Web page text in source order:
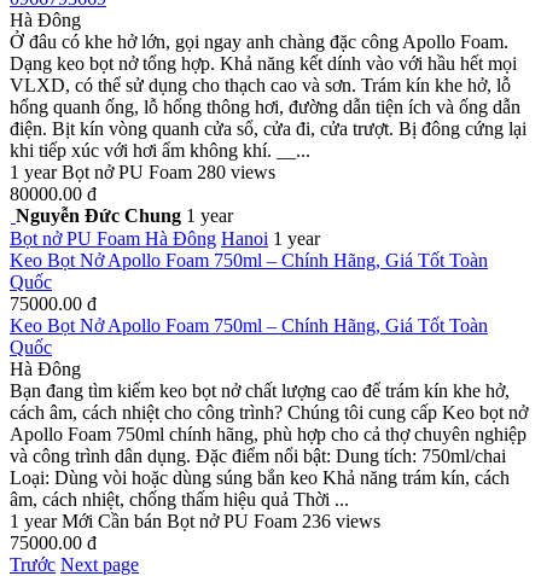
Hà Đông
Ở đâu có khe hở lớn, gọi ngay anh chàng đặc công Apollo Foam.
Dạng keo bọt nở tổng hợp. Khả năng kết dính vào với hầu hết mọi
VLXD, có thể sử dụng cho thạch cao và sơn. Trám kín khe hở, lỗ
hổng quanh ống, lỗ hổng thông hơi, đường dẫn tiện ích và ống dẫn
điện. Bịt kín vòng quanh cửa sổ, cửa đi, cửa trượt. Bị đông cứng lại
khi tiếp xúc với hơi ẩm không khí. __...
1 year Bọt nở PU Foam 280 views
80000.00 đ
Nguyễn Đức Chung 1 year
Bọt nở PU Foam Hà Đông Hanoi 1 year
Keo Bọt Nở Apollo Foam 750ml – Chính Hãng, Giá Tốt Toàn
Quốc
75000.00 đ
Keo Bọt Nở Apollo Foam 750ml – Chính Hãng, Giá Tốt Toàn
Quốc
Hà Đông
Bạn đang tìm kiếm keo bọt nở chất lượng cao để trám kín khe hở,
cách âm, cách nhiệt cho công trình? Chúng tôi cung cấp Keo bọt nở
Apollo Foam 750ml chính hãng, phù hợp cho cả thợ chuyên nghiệp
và công trình dân dụng. Đặc điểm nổi bật: Dung tích: 750ml/chai
Loại: Dùng vòi hoặc dùng súng bắn keo Khả năng trám kín, cách
âm, cách nhiệt, chống thấm hiệu quả Thời ...
1 year Mới Cần bán Bọt nở PU Foam 236 views
75000.00 đ
Trước Next page